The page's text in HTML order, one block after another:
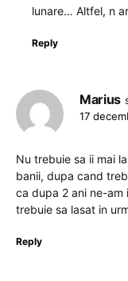
lunare… Altfel, n
Reply
Marius
17
Nu trebuie sa ii mai
banii, dupa cand
ca dupa 2 ani ne-
trebuie sa lasat in
Reply